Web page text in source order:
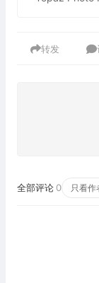
转发
全部评论 0 只看作